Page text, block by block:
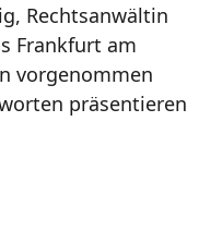
Rechtsanwältin
Frankfurt am
vorgenommen
präsentieren